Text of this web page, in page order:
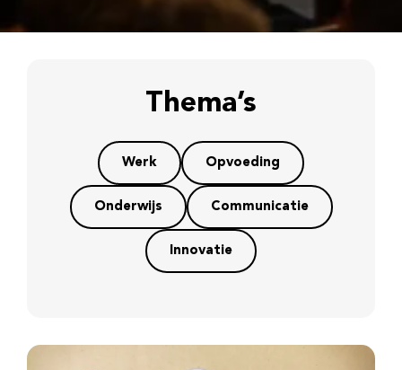
Thema’s
Werk Opvoeding
Onderwijs Communicatie
Innovatie